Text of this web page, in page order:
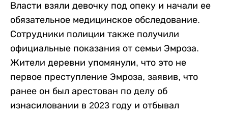
Власти взяли девочку под опеку и начали ее
обязательное медицинское обследование.
Сотрудники полиции также получили
официальные показания от семьи Эмроза.
Жители деревни упомянули, что это не
первое преступление Эмроза, заявив, что
ранее он был арестован по делу об
изнасиловании в 2023 году и отбывал